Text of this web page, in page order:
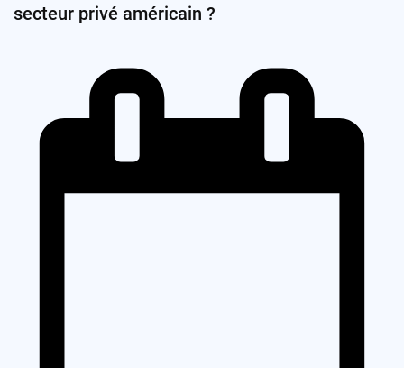
secteur privé américain ?